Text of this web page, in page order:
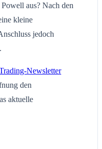
aus? Nach den
kleine
jedoch
Newsletter
den
aktuelle